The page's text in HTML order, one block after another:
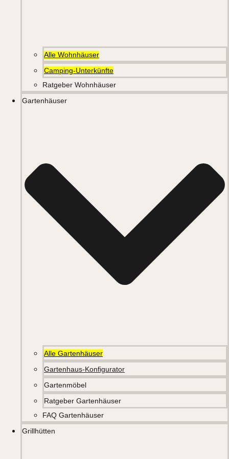
Alle Wohnhäuser
Camping-Unterkünfte
Ratgeber Wohnhäuser
Gartenhäuser
Alle Gartenhäuser
Gartenhaus-Konfigurator
Gartenmöbel
Ratgeber Gartenhäuser
FAQ Gartenhäuser
Grillhütten